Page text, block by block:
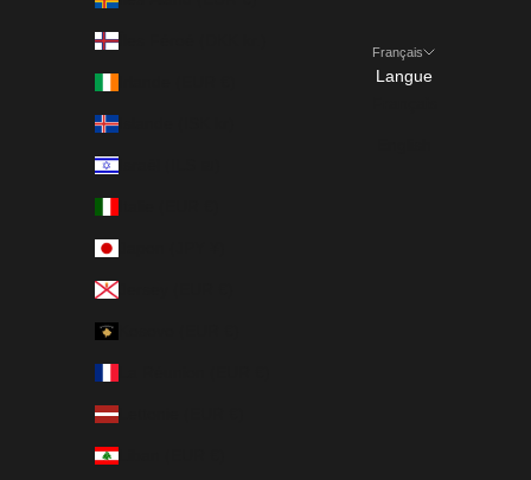
Îles Féroé (DKK kr.)
Islande (ISK kr)
Israël (ILS ₪)
Jersey (EUR €)
Lettonie (EUR €)
Liban (EUR €)
Français
Langue